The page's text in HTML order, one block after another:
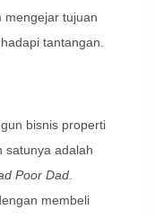
mengejar tujuan
tantangan.
bisnis properti
satunya adalah
Poor Dad.
membeli